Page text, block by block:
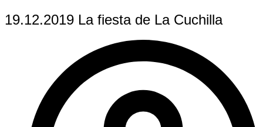
19.12.2019 La fiesta de La Cuchilla